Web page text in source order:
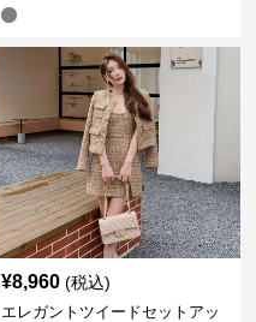
¥8,960 (税込)
エレガントツイードセットアッ